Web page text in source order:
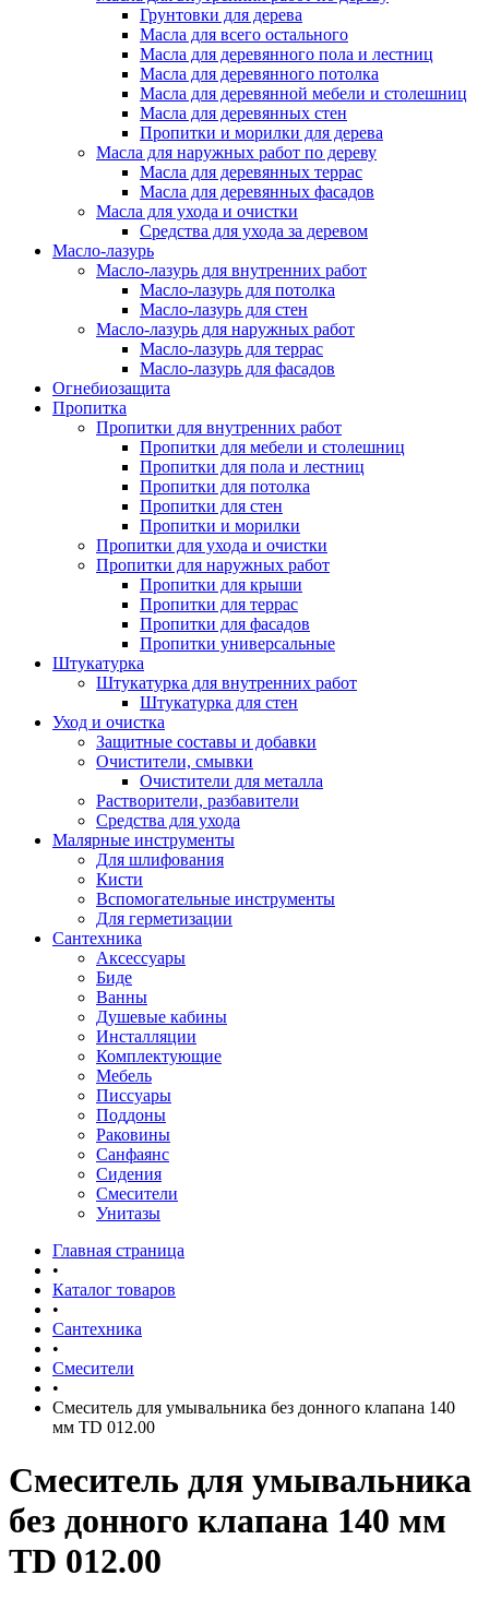
Грунтовки для дерева
Масла для всего остального
Масла для деревянного пола и лестниц
Масла для деревянного потолка
Масла для деревянной мебели и столешниц
Масла для деревянных стен
Пропитки и морилки для дерева
Масла для наружных работ по дереву
Масла для деревянных террас
Масла для деревянных фасадов
Масла для ухода и очистки
Средства для ухода за деревом
Масло-лазурь
Масло-лазурь для внутренних работ
Масло-лазурь для потолка
Масло-лазурь для стен
Масло-лазурь для наружных работ
Масло-лазурь для террас
Масло-лазурь для фасадов
Огнебиозащита
Пропитка
Пропитки для внутренних работ
Пропитки для мебели и столешниц
Пропитки для пола и лестниц
Пропитки для потолка
Пропитки для стен
Пропитки и морилки
Пропитки для ухода и очистки
Пропитки для наружных работ
Пропитки для крыши
Пропитки для террас
Пропитки для фасадов
Пропитки универсальные
Штукатурка
Штукатурка для внутренних работ
Штукатурка для стен
Уход и очистка
Защитные составы и добавки
Очистители, смывки
Очистители для металла
Растворители, разбавители
Средства для ухода
Малярные инструменты
Для шлифования
Кисти
Вспомогательные инструменты
Для герметизации
Сантехника
Аксессуары
Биде
Ванны
Душевые кабины
Инсталляции
Комплектующие
Мебель
Писсуары
Поддоны
Раковины
Санфаянс
Сидения
Смесители
Унитазы
Главная страница
•
Каталог товаров
•
Сантехника
•
Смесители
•
Смеситель для умывальника без донного клапана 140
мм TD 012.00
Смеситель для умывальника
без донного клапана 140 мм
TD 012.00